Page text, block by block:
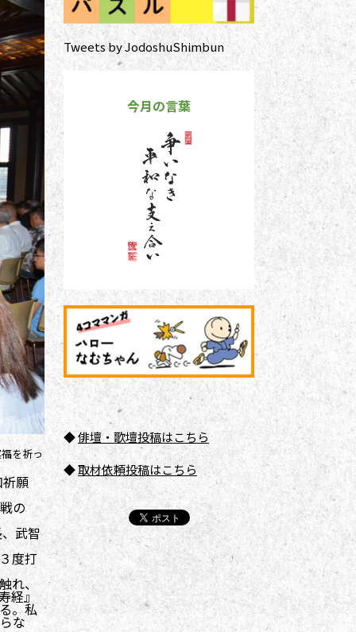
を祈っ
願
の
武智
度打
、
経』
。私
な
Tweets by JodoshuShimbun
今月の言葉
◆俳壇・歌壇投稿はこちら
◆取材依頼投稿はこちら